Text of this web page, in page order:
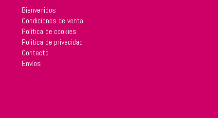
Bienvenidos
Condiciones de venta
Política de cookies
Política de privacidad
Contacto
Envíos